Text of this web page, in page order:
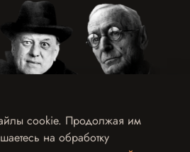
персональных данных
cookie. Продолжая им
на обработку